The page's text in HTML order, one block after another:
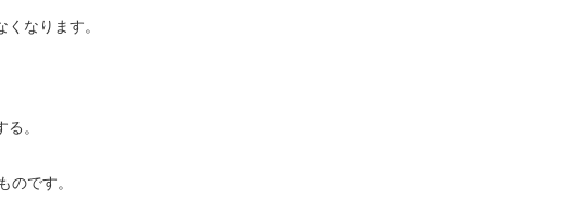
なります。
。
です。